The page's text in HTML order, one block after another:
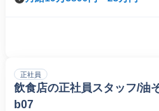
正社員
飲食店の正社員スタッフ/油
b07